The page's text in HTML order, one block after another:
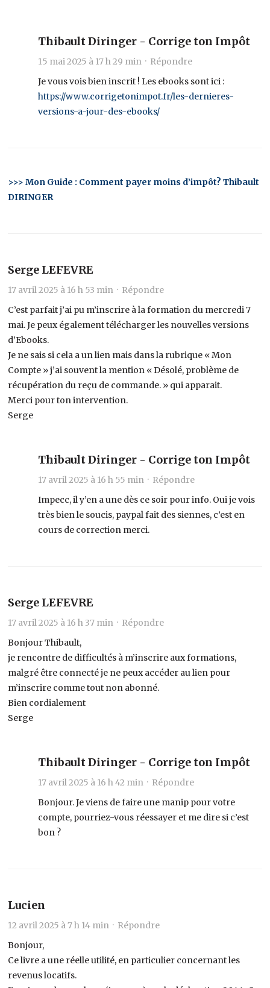
Thibault Diringer - Corrige ton Impôt
15 mai 2025 à 17 h 29 min · Répondre
Je vous vois bien inscrit ! Les ebooks sont ici :
https://www.corrigetonimpot.fr/les-dernieres-
versions-a-jour-des-ebooks/
>>> Mon Guide : Comment payer moins d’impôt? Thibault
DIRINGER
Serge LEFEVRE
17 avril 2025 à 16 h 53 min · Répondre
C’est parfait j’ai pu m’inscrire à la formation du mercredi 7
mai. Je peux également télécharger les nouvelles versions
d’Ebooks.
Je ne sais si cela a un lien mais dans la rubrique « Mon
Compte » j’ai souvent la mention « Désolé, problème de
récupération du reçu de commande. » qui apparait.
Merci pour ton intervention.
Serge
Thibault Diringer - Corrige ton Impôt
17 avril 2025 à 16 h 55 min · Répondre
Impecc, il y’en a une dès ce soir pour info. Oui je vois
très bien le soucis, paypal fait des siennes, c’est en
cours de correction merci.
Serge LEFEVRE
17 avril 2025 à 16 h 37 min · Répondre
Bonjour Thibault,
je rencontre de difficultés à m’inscrire aux formations,
malgré être connecté je ne peux accéder au lien pour
m’inscrire comme tout non abonné.
Bien cordialement
Serge
Thibault Diringer - Corrige ton Impôt
17 avril 2025 à 16 h 42 min · Répondre
Bonjour. Je viens de faire une manip pour votre
compte, pourriez-vous réessayer et me dire si c’est
bon ?
Lucien
12 avril 2025 à 7 h 14 min · Répondre
Bonjour,
Ce livre a une réelle utilité, en particulier concernant les
revenus locatifs.